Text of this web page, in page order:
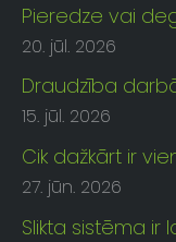
Pieredze vai
20. jūl. 2026
Draudzība
15. jūl. 2026
Cik dažkārt ir
27. jūn. 2026
Slikta sistēma